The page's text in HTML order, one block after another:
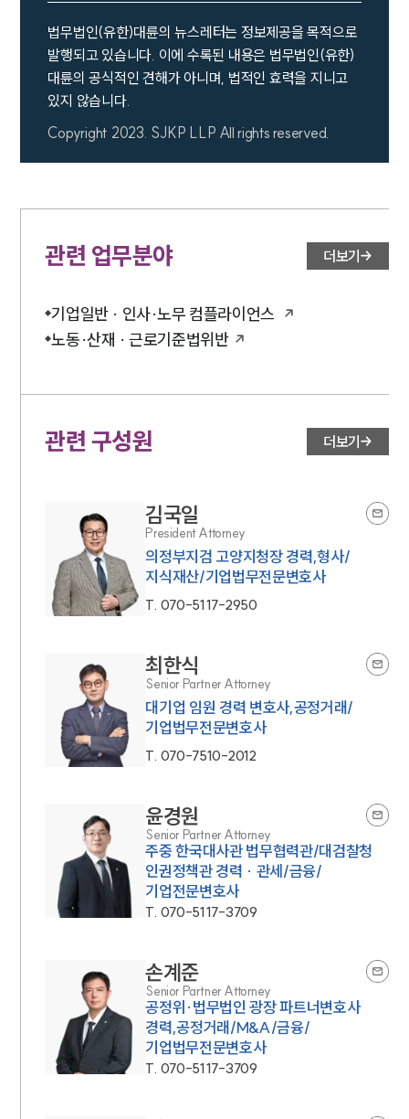
법무법인(유한)대륜의 뉴스레터는 정보제공을 목적으로
발행되고 있습니다. 이에 수록된 내용은 법무법인(유한)
대륜의 공식적인 견해가 아니며, 법적인 효력을 지니고
있지 않습니다.
Copyright 2023. SJKP LLP All rights reserved.
관련 업무분야 더보기
기업일반 · 인사·노무 컴플라이언스
노동·산재 · 근로기준법위반
관련 구성원 더보기
김국일
President Attorney
의정부지검 고양지청장 경력,형사/
지식재산/기업법무전문변호사
T. 070-5117-2950
최한식
Senior Partner Attorney
대기업 임원 경력 변호사,공정거래/
기업법무전문변호사
T. 070-7510-2012
윤경원
Senior Partner Attorney
주중 한국대사관 법무협력관/대검찰청
인권정책관 경력 · 관세/금융/
기업전문변호사
T. 070-5117-3709
손계준
Senior Partner Attorney
공정위·법무법인 광장 파트너변호사
경력,공정거래/M&A/금융/
기업법무전문변호사
T. 070-5117-3709